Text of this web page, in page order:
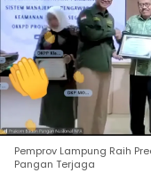
Pemprov Lampung Raih
Pangan Terjaga